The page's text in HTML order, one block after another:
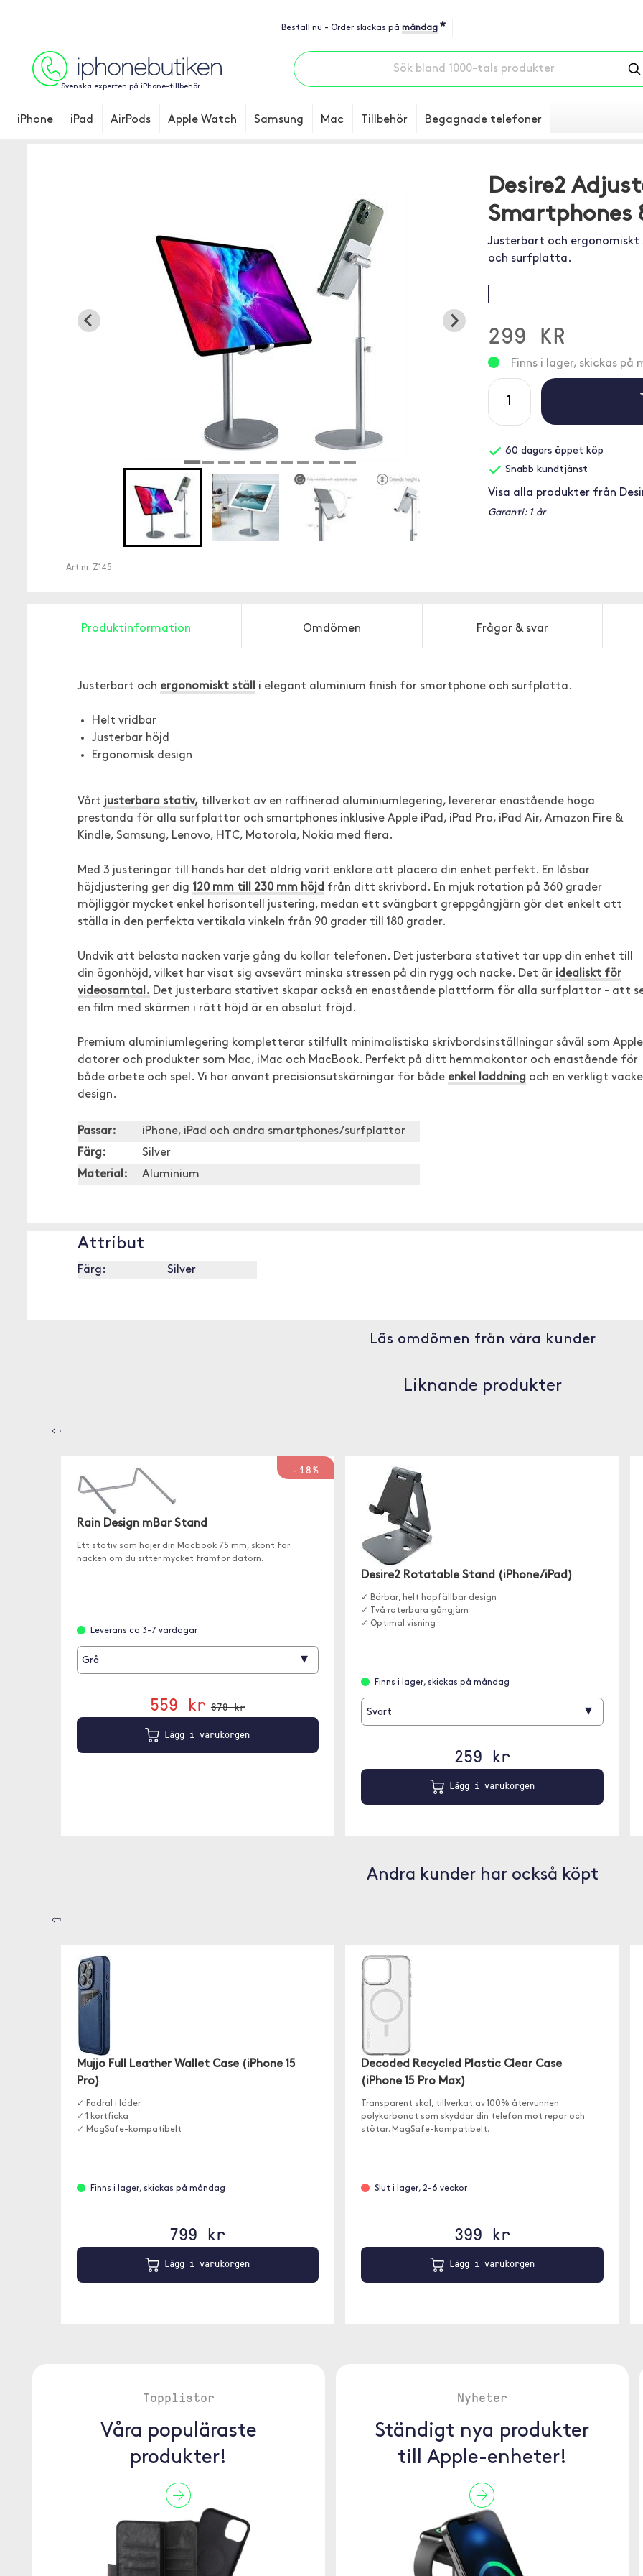
Beställ nu - Order skickas på måndag *
Svenska experten på iPhone-tillbehör
iPhone iPad AirPods Apple Watch Samsung Mac Tillbehör Begagnade telefoner
Art.nr. Z145
Desire2
Smartphones
Justerbart och
och surfplatta.
299 KR
Finns i lager, skickas på
60 dagars öppet köp
Snabb kundtjänst
Visa alla produkter från
Garanti: 1 år
Produktinformation Omdömen Frågor & svar
Justerbart och ergonomiskt ställ i elegant aluminium finish för smartphone och surfplatta.
Helt vridbar
Justerbar höjd
Ergonomisk design
Vårt justerbara stativ, tillverkat av en raffinerad aluminiumlegering, levererar enastående höga
prestanda för alla surfplattor och smartphones inklusive Apple iPad, iPad Pro, iPad Air, Amazon Fire &
Kindle, Samsung, Lenovo, HTC, Motorola, Nokia med flera.
Med 3 justeringar till hands har det aldrig varit enklare att placera din enhet perfekt. En låsbar
höjdjustering ger dig 120 mm till 230 mm höjd från ditt skrivbord. En mjuk rotation på 360 grader
möjliggör mycket enkel horisontell justering, medan ett svängbart greppgångjärn gör det enkelt att
ställa in den perfekta vertikala vinkeln från 90 grader till 180 grader.
Undvik att belasta nacken varje gång du kollar telefonen. Det justerbara stativet tar upp din enhet till
din ögonhöjd, vilket har visat sig avsevärt minska stressen på din rygg och nacke. Det är idealiskt för
videosamtal. Det justerbara stativet skapar också en enastående plattform för alla surfplattor - att
en film med skärmen i rätt höjd är en absolut fröjd.
Premium aluminiumlegering kompletterar stilfullt minimalistiska skrivbordsinställningar såväl som
datorer och produkter som Mac, iMac och MacBook. Perfekt på ditt hemmakontor och enastående för
både arbete och spel. Vi har använt precisionsutskärningar för både enkel laddning och en verkligt
design.
Passar:
iPhone, iPad och andra smartphones/surfplattor
Färg:
Silver
Material:
Aluminium
Attribut
Färg: Silver
Läs omdömen från våra kunder
Liknande produkter
⇦
-18%
Rain Design mBar Stand
Ett stativ som höjer din Macbook 75 mm, skönt för
nacken om du sitter mycket framför datorn.
Leverans ca 3-7 vardagar
Grå ▾
559 kr 679 kr
Lägg i varukorgen
Desire2 Rotatable Stand (iPhone/iPad)
✓ Bärbar, helt hopfällbar design
✓ Två roterbara gångjärn
✓ Optimal visning
Finns i lager, skickas på måndag
Svart ▾
259 kr
Lägg i varukorgen
Andra kunder har också köpt
⇦
Mujjo Full Leather Wallet Case (iPhone 15
Pro)
✓ Fodral i läder
✓ 1 kortficka
✓ MagSafe-kompatibelt
Finns i lager, skickas på måndag
799 kr
Lägg i varukorgen
Decoded Recycled Plastic Clear Case
(iPhone 15 Pro Max)
Transparent skal, tillverkat av 100% återvunnen
polykarbonat som skyddar din telefon mot repor och
stötar. MagSafe-kompatibelt.
Slut i lager, 2-6 veckor
399 kr
Lägg i varukorgen
Topplistor
Våra populäraste
produkter!
Nyheter
Ständigt nya produkter
till Apple-enheter!